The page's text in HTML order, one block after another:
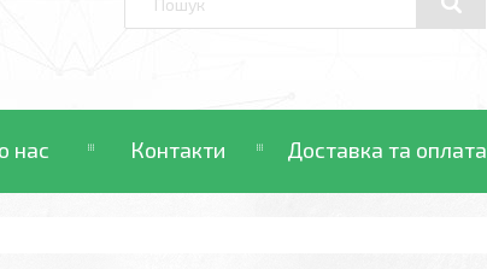
нас Контакти Доставка та оплата